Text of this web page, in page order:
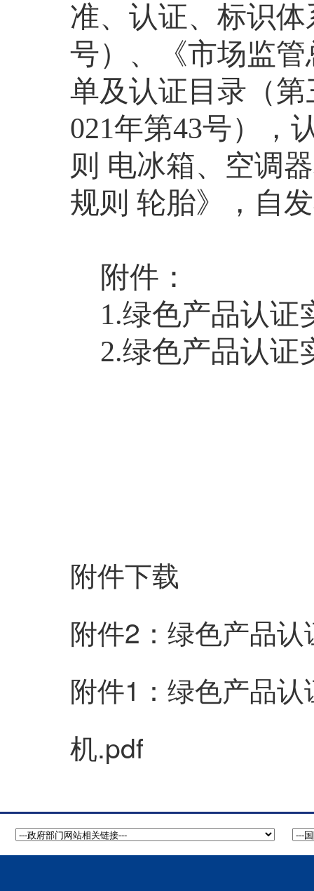
准、认证、标识
号）、《市场监
单及认证目录（
021年第43号），
则 电冰箱、空调
规则 轮胎》 ，自
附件：
1.绿色产品认证
2.绿色产品认证
附件下载
附件2：绿色产品
附件1：绿色产品
机.pdf